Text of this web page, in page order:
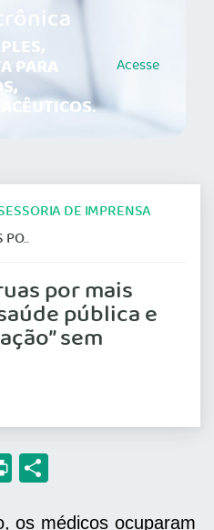
PARA Acesse
DE IMPRENSA
REVALIDA
por mais
pública e
sem
Print